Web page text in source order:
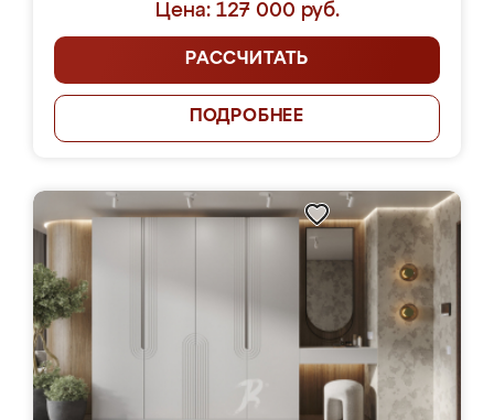
Цена: 127 000 руб.
РАССЧИТАТЬ
ПОДРОБНЕЕ